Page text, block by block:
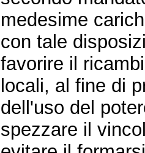
medesime
con tale
favorire il
locali, al fine di
dell'uso del
spezzare il